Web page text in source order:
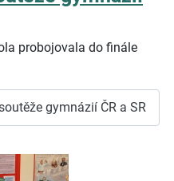
probojovala do finále
gymnázií ČR a SR